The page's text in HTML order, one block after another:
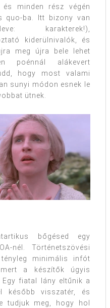
minden rész végén
quo-ba. Itt bizony van
karakterek!),
kiderülnivalók, és
meg újra bele lehet
poénnál alákevert
hogy most valami
sunyi módon esnek le
ütnek.
bőgésed egy
nél. Történetszövési
minimális infót
a készítők úgyis
fiatal lány eltűnik a
később visszatér, és
tudjuk meg, hogy hol